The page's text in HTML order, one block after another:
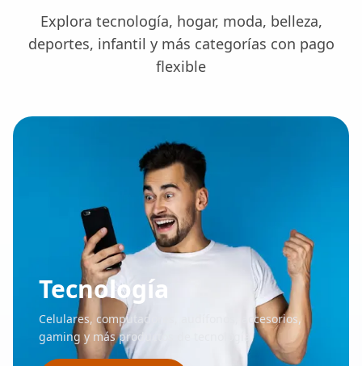
Explora tecnología, hogar, moda, belleza,
deportes, infantil y más categorías con pago
flexible
Tecnología
Celulares, computadores, audífonos, accesorios,
gaming y más productos de tecnología.